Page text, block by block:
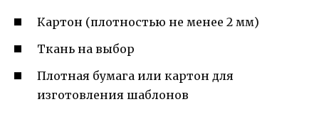
Картон (плотностью не менее 2 мм)
Ткань на выбор
Плотная бумага или картон для
изготовления шаблонов